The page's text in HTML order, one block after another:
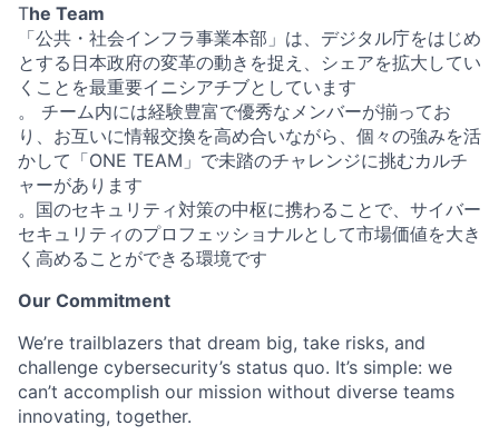
The Team
「公共・社会インフラ事業本部」は、デジタル庁をはじめ
とする日本政府の変革の動きを捉え、シェアを拡大してい
くことを最重要イニシアチブとしています
。 チーム内には経験豊富で優秀なメンバーが揃ってお
り、お互いに情報交換を高め合いながら、個々の強みを活
かして「ONE TEAM」で未踏のチャレンジに挑むカルチ
ャーがあります
。国のセキュリティ対策の中枢に携わることで、サイバー
セキュリティのプロフェッショナルとして市場価値を大き
く高めることができる環境です
Our Commitment
We’re trailblazers that dream big, take risks, and
challenge cybersecurity’s status quo. It’s simple: we
can’t accomplish our mission without diverse teams
innovating, together.